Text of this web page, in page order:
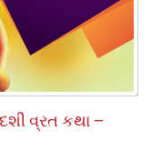
વ્રત કથા –